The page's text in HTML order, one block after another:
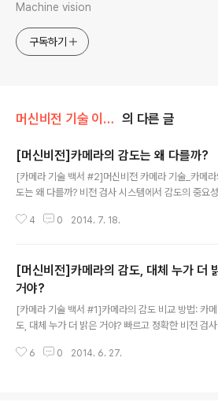
Machine vision
구독하기
머신비전 기술 이야기/카메라 의 다른 글
[머신비전]카메라의 감도는 왜 다를까?
[카메라 기술 백서 #2]머신비전 카메라 기술_카메
도는 왜 다를까? 비전 검사 시스템에서 감도의 중요
카메라의 감도, 대체 누가 더 밝은거야?)에 언급하였
비슷한 사양의 카메라들이 왜 서로 다른 감도를 가지
는지 알아보겠다. 카메라 감도에 영향을 미치는 요소
지 카메라가 빛을 받아 데이터를 출력할 때까지 아래
은 과정을 거친다. 대략적으로 설명하면 빛을 받은
l은 광전효과를 통해 e-을 생성하고 ②Readout회로
해 전압으로 변환한다. 변환된 전압은 ③Analog
4 0 2014. 7. 18.
[머신비전]카메라의 감도, 대체 누가 더
거야?
[카메라 기술 백서 #1]카메라의 감도 비교 방법: 카
도, 대체 누가 더 밝은 거야? 빠르고 정확한 비전 검사
검사하는 것이 목표이며 이 중 빠른 검사 수행을 위해
6 0 2014. 6. 27.